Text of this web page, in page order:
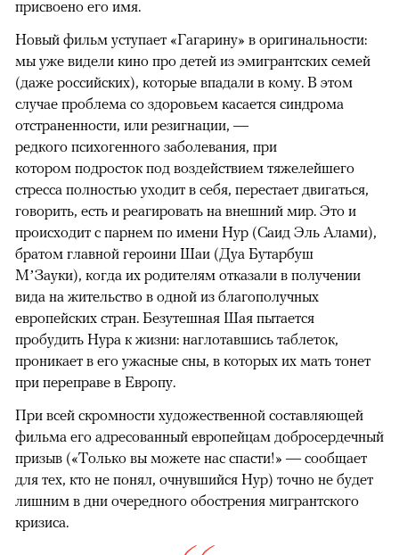
присвоено его имя.
Новый фильм уступает «Гагарину» в оригинальности:
мы уже видели кино про детей из эмигрантских семей
(даже российских), которые впадали в кому. В этом
случае проблема со здоровьем касается синдрома
отстраненности, или резигнации, —
редкого психогенного заболевания, при
котором подросток под воздействием тяжелейшего
стресса полностью уходит в себя, перестает двигаться,
говорить, есть и реагировать на внешний мир. Это и
происходит с парнем по имени Нур (Саид Эль Алами),
братом главной героини Шаи (Дуа Бутарбуш
М’Зауки), когда их родителям отказали в получении
вида на жительство в одной из благополучных
европейских стран. Безутешная Шая пытается
пробудить Нура к жизни: наглотавшись таблеток,
проникает в его ужасные сны, в которых их мать тонет
при переправе в Европу.
При всей скромности художественной составляющей
фильма его адресованный европейцам добросердечный
призыв («Только вы можете нас спасти!» — сообщает
для тех, кто не понял, очнувшийся Нур) точно не будет
лишним в дни очередного обострения мигрантского
кризиса.